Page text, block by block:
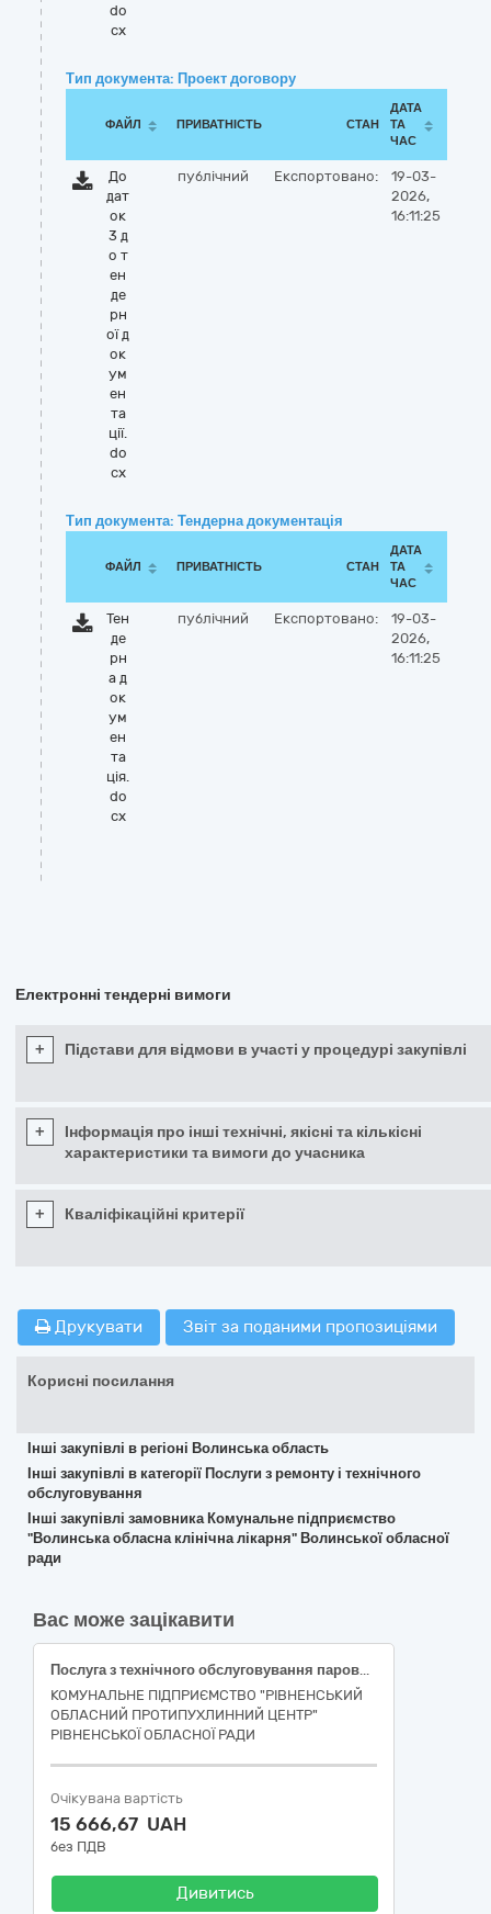
do
cx
Тип документа: Проект договору
ФАЙЛ ПРИВАТНІСТЬ СТАН
ДАТА
ТА
ЧАС
До
дат
ок
3 д
о т
ен
де
рн
ої д
ок
ум
ен
та
ції.
do
cx
публічний Експортовано:
19-03-
2026,
16:11:25
Тип документа: Тендерна документація
ФАЙЛ ПРИВАТНІСТЬ СТАН
ДАТА
ТА
ЧАС
Тен
де
рн
а д
ок
ум
ен
та
ція.
do
cx
публічний Експортовано:
19-03-
2026,
16:11:25
Електронні тендерні вимоги
+ Підстави для відмови в участі у процедурі закупівлі
+
Інформація про інші технічні, якісні та кількісні
характеристики та вимоги до учасника
+ Кваліфікаційні критерії
Друкувати Звіт за поданими пропозиціями
Корисні посилання
Інші закупівлі в регіоні Волинська область
Інші закупівлі в категорії Послуги з ремонту і технічного
обслуговування
Інші закупівлі замовника Комунальне підприємство
"Волинська обласна клінічна лікарня" Волинської обласної
ради
Вас може зацікавити
Послуга з технічного обслуговування парових стерилізаторів
КОМУНАЛЬНЕ ПІДПРИЄМСТВО "РІВНЕНСЬКИЙ
ОБЛАСНИЙ ПРОТИПУХЛИННИЙ ЦЕНТР"
РІВНЕНСЬКОЇ ОБЛАСНОЇ РАДИ
Очікувана вартість
15 666,67 UAH
без ПДВ
Дивитись